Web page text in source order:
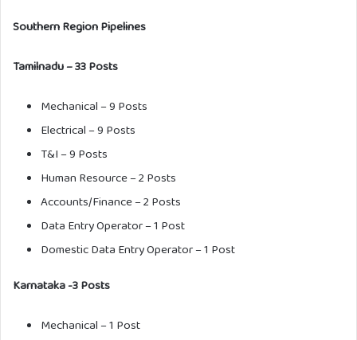
Southern Region Pipelines
Tamilnadu – 33 Posts
Mechanical – 9 Posts
Electrical – 9 Posts
T&I – 9 Posts
Human Resource – 2 Posts
Accounts/Finance – 2 Posts
Data Entry Operator – 1 Post
Domestic Data Entry Operator – 1 Post
Karnataka -3 Posts
Mechanical – 1 Post